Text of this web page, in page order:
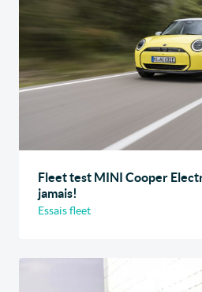
Fleet test MINI Cooper
jamais!
Essais fleet